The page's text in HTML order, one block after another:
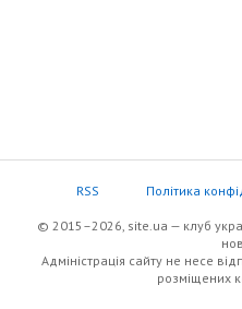
RSS Політика
© 2015–2026, site.ua — клуб
Адміністрація сайту не несе
розміщених